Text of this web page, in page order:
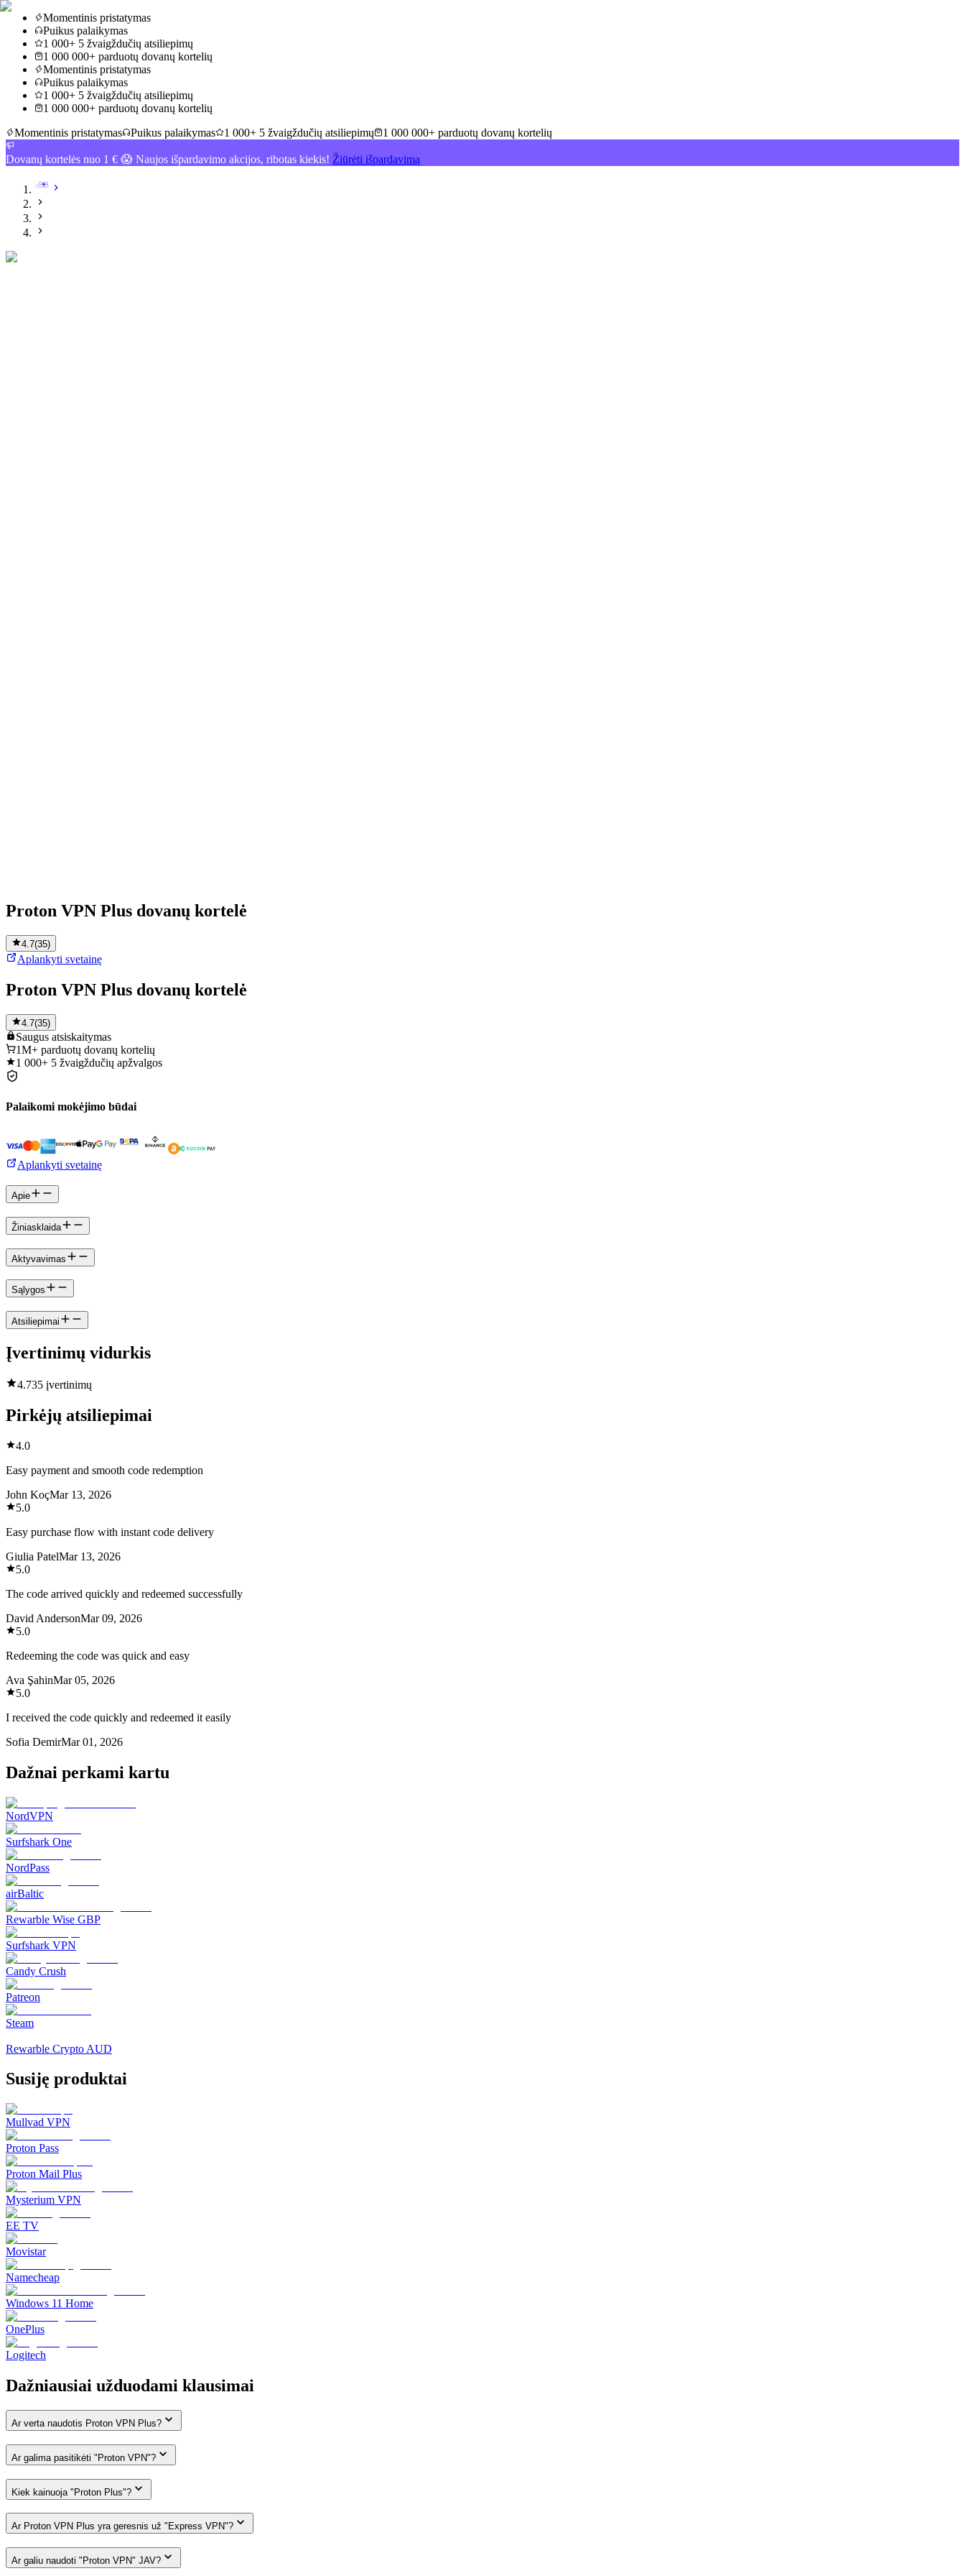
Momentinis pristatymas
Puikus palaikymas
1 000+ 5 žvaigždučių atsiliepimų
1 000 000+ parduotų dovanų kortelių
Momentinis pristatymas
Puikus palaikymas
1 000+ 5 žvaigždučių atsiliepimų
1 000 000+ parduotų dovanų kortelių
Momentinis pristatymas
Puikus palaikymas 1 000+ 5 žvaigždučių atsiliepimų 1 000 000+ parduotų dovanų kortelių
Dovanų kortelės nuo 1 € 😱 Naujos išpardavimo akcijos, ribotas kiekis! Žiūrėti išpardavimą
Proton VPN Plus dovanų kortelė
4.7(35)
Aplankyti svetainę
Proton VPN Plus dovanų kortelė
4.7(35)
Saugus atsiskaitymas
1M+ parduotų dovanų kortelių
1 000+ 5 žvaigždučių apžvalgos
Palaikomi mokėjimo būdai
Aplankyti svetainę
Apie
Žiniasklaida
Aktyvavimas
Sąlygos
Atsiliepimai
Įvertinimų vidurkis
4.735 įvertinimų
Pirkėjų atsiliepimai
4.0
Easy payment and smooth code redemption
John KoçMar 13, 2026
5.0
Easy purchase flow with instant code delivery
Giulia PatelMar 13, 2026
5.0
The code arrived quickly and redeemed successfully
David AndersonMar 09, 2026
5.0
Redeeming the code was quick and easy
Ava ŞahinMar 05, 2026
5.0
I received the code quickly and redeemed it easily
Sofia DemirMar 01, 2026
Dažnai perkami kartu
NordVPN
Surfshark One
NordPass
airBaltic
Rewarble Wise GBP
Surfshark VPN
Candy Crush
Patreon
Steam
Rewarble Crypto AUD
Susiję produktai
Mullvad VPN
Proton Pass
Proton Mail Plus
Mysterium VPN
EE TV
Movistar
Namecheap
Windows 11 Home
OnePlus
Logitech
Dažniausiai užduodami klausimai
Ar verta naudotis Proton VPN Plus?
Ar galima pasitikėti "Proton VPN"?
Kiek kainuoja "Proton Plus"?
Ar Proton VPN Plus yra geresnis už "Express VPN"?
Ar galiu naudoti "Proton VPN" JAV?